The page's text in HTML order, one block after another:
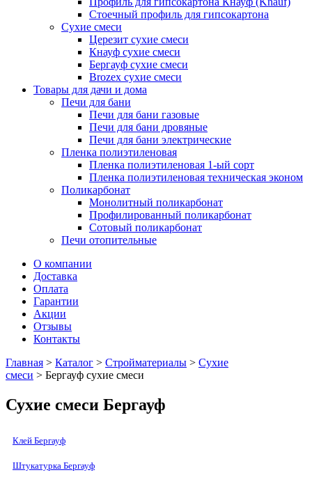
Стоечный профиль для гипсокартона
Сухие смеси
Церезит сухие смеси
Кнауф сухие смеси
Бергауф сухие смеси
Brozex сухие смеси
Товары для дачи и дома
Печи для бани
Печи для бани газовые
Печи для бани дровяные
Печи для бани электрические
Пленка полиэтиленовая
Пленка полиэтиленовая 1-ый сорт
Пленка полиэтиленовая техническая эконом
Поликарбонат
Монолитный поликарбонат
Профилированный поликарбонат
Сотовый поликарбонат
Печи отопительные
О компании
Доставка
Оплата
Гарантии
Акции
Отзывы
Контакты
Главная > Каталог > Стройматериалы > Сухие
смеси > Бергауф сухие смеси
Сухие смеси Бергауф
Клей Бергауф
Штукатурка Бергауф